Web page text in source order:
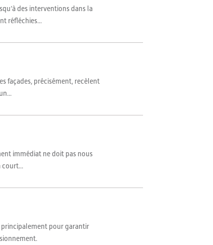
des interventions dans la
réfléchies...
façades, précisément, recèlent
immédiat ne doit pas nous
court...
principalement pour garantir